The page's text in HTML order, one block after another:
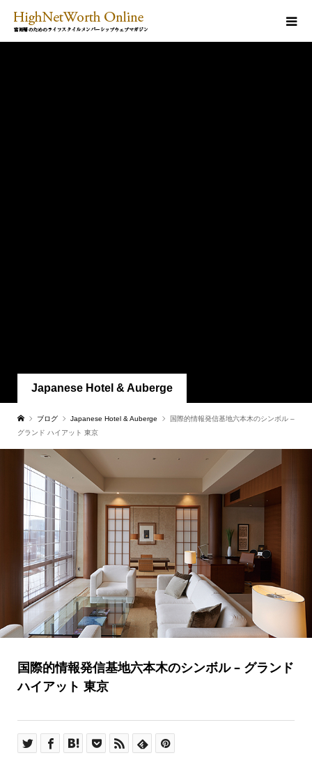
Japanese Hotel & Auberge
ブログ Japanese Hotel & Auberge
国際的情報発信基地六本木のシンボル –
グランド ハイアット 東京
国際的情報発信基地六本木のシンボル – グランド
ハイアット 東京